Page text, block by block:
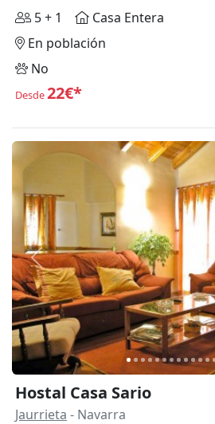
5 + 1
Casa Entera
En población
No
Desde22€*
Anterior
Hostal Casa Sario
Jaurrieta - Navarra